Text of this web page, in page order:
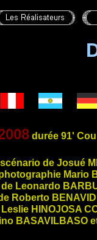
durée 91'
de Josué
Mario
Leonardo
Roberto
HINOJOSA
BASAVILBASO